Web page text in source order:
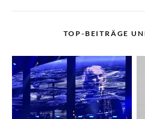
TOP-BEITRÄGE